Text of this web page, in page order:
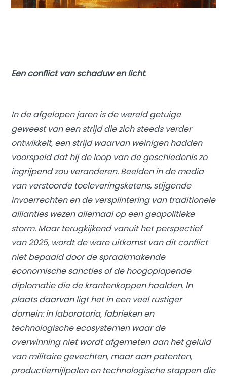
Een conflict van schaduw en licht.
In de afgelopen jaren is de wereld getuige
geweest van een strijd die zich steeds verder
ontwikkelt, een strijd waarvan weinigen hadden
voorspeld dat hij de loop van de geschiedenis zo
ingrijpend zou veranderen. Beelden in de media
van verstoorde toeleveringsketens, stijgende
invoerrechten en de versplintering van traditionele
allianties wezen allemaal op een geopolitieke
storm. Maar terugkijkend vanuit het perspectief
van 2025, wordt de ware uitkomst van dit conflict
niet bepaald door de spraakmakende
economische sancties of de hoogoplopende
diplomatie die de krantenkoppen haalden. In
plaats daarvan ligt het in een veel rustiger
domein: in laboratoria, fabrieken en
technologische ecosystemen waar de
overwinning niet wordt afgemeten aan het geluid
van militaire gevechten, maar aan patenten,
productiemijlpalen en technologische stappen die